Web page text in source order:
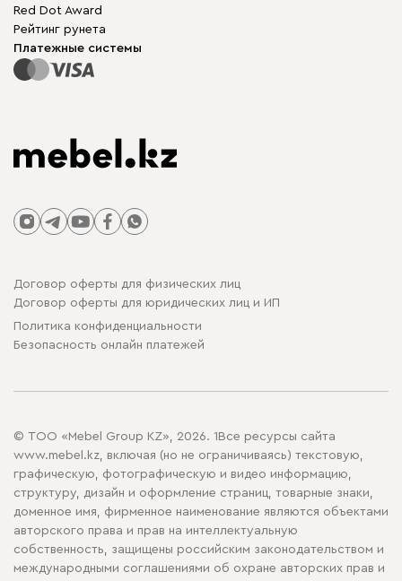
Для бизнеса
Карта сайта
Модульная мебель
Столы и стулья
Red Dot Award
Рейтинг рунета
Платежные системы
Договор оферты для физических лиц
Договор оферты для юридических лиц и ИП
Политика конфиденциальности
Безопасность онлайн платежей
© ТОО «Mebel Group KZ», 2026. 1Все ресурсы сайта
www.mebel.kz, включая (но не ограничиваясь) текстовую,
графическую, фотографическую и видео информацию,
структуру, дизайн и оформление страниц, товарные знаки,
доменное имя, фирменное наименование являются объектами
авторского права и прав на интеллектуальную
собственность, защищены российским законодательством и
международными соглашениями об охране авторских прав и